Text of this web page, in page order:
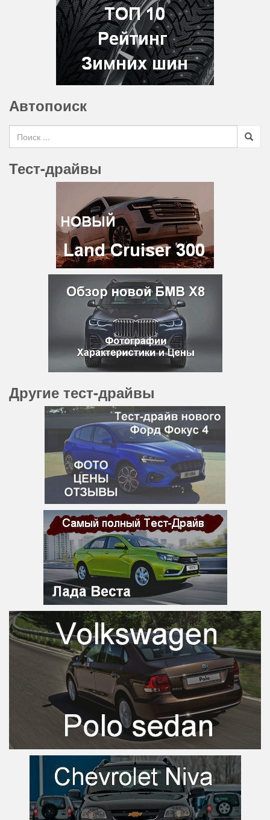
Автопоиск
Search for
Тест-драйвы
Другие тест-драйвы